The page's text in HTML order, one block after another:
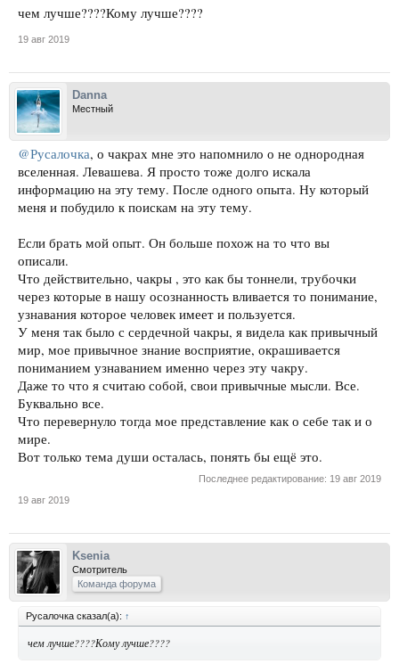
чем лучше????Кому лучше????
19 авг 2019
Danna
Местный
@Русалочка, о чакрах мне это напомнило о не однородная
вселенная. Левашева. Я просто тоже долго искала
информацию на эту тему. После одного опыта. Ну который
меня и побудило к поискам на эту тему.
Если брать мой опыт. Он больше похож на то что вы
описали.
Что действительно, чакры , это как бы тоннели, трубочки
через которые в нашу осознанность вливается то понимание,
узнавания которое человек имеет и пользуется.
У меня так было с сердечной чакры, я видела как привычный
мир, мое привычное знание восприятие, окрашивается
пониманием узнаванием именно через эту чакру.
Даже то что я считаю собой, свои привычные мысли. Все.
Буквально все.
Что перевернуло тогда мое представление как о себе так и о
мире.
Вот только тема души осталась, понять бы ещё это.
Последнее редактирование: 19 авг 2019
19 авг 2019
Ksenia
Смотритель
Команда форума
Русалочка сказал(а): ↑
чем лучше????Кому лучше????